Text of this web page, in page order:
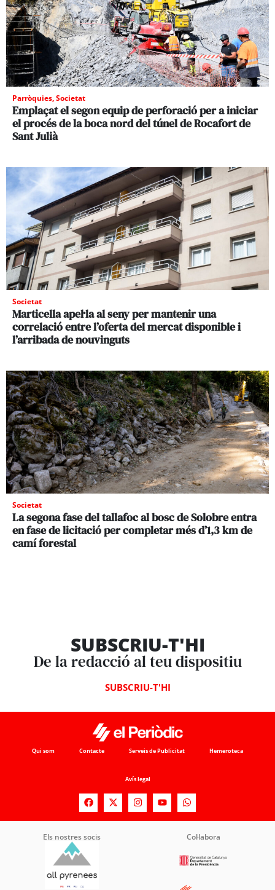
Parròquies,Societat
Emplaçat el segon equip de perforació per a iniciar
el procés de la boca nord del túnel de Rocafort de
Sant Julià
Societat
Marticella apel·la al seny per mantenir una
correlació entre l’oferta del mercat disponible i
l’arribada de nouvinguts
Societat
La segona fase del tallafoc al bosc de Solobre entra
en fase de licitació per completar més d’1,3 km de
camí forestal
SUBSCRIU-T'HI
De la redacció al teu dispositiu
SUBSCRIU-T'HI
Qui som Contacte Serveis de Publicitat Hemeroteca
Avís legal
Els nostres socis Col·labora